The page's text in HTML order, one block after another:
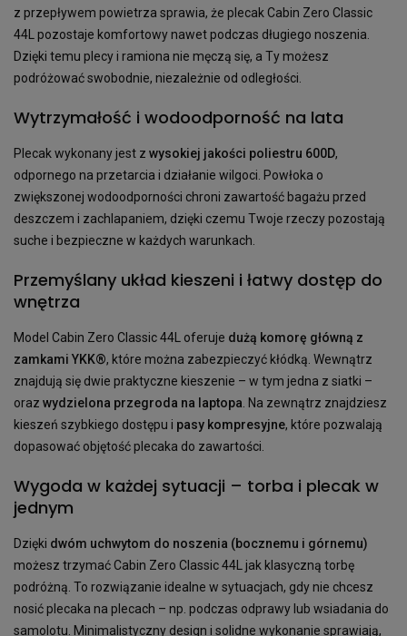
z przepływem powietrza sprawia, że plecak Cabin Zero Classic
44L pozostaje komfortowy nawet podczas długiego noszenia.
Dzięki temu plecy i ramiona nie męczą się, a Ty możesz
podróżować swobodnie, niezależnie od odległości.
Wytrzymałość i wodoodporność na lata
Plecak wykonany jest z wysokiej jakości poliestru 600D,
odpornego na przetarcia i działanie wilgoci. Powłoka o
zwiększonej wodoodporności chroni zawartość bagażu przed
deszczem i zachlapaniem, dzięki czemu Twoje rzeczy pozostają
suche i bezpieczne w każdych warunkach.
Przemyślany układ kieszeni i łatwy dostęp do
wnętrza
Model Cabin Zero Classic 44L oferuje dużą komorę główną z
zamkami YKK®, które można zabezpieczyć kłódką. Wewnątrz
znajdują się dwie praktyczne kieszenie – w tym jedna z siatki –
oraz wydzielona przegroda na laptopa. Na zewnątrz znajdziesz
kieszeń szybkiego dostępu i pasy kompresyjne, które pozwalają
dopasować objętość plecaka do zawartości.
Wygoda w każdej sytuacji – torba i plecak w
jednym
Dzięki dwóm uchwytom do noszenia (bocznemu i górnemu)
możesz trzymać Cabin Zero Classic 44L jak klasyczną torbę
podróżną. To rozwiązanie idealne w sytuacjach, gdy nie chcesz
nosić plecaka na plecach – np. podczas odprawy lub wsiadania do
samolotu. Minimalistyczny design i solidne wykonanie sprawiają,